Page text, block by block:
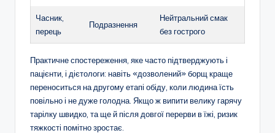
Часник,
перець
Подразнення
Нейтральний смак
без гострого
Практичне спостереження, яке часто підтверджують і
пацієнти, і дієтологи: навіть «дозволений» борщ краще
переноситься на другому етапі обіду, коли людина їсть
повільно і не дуже голодна. Якщо ж випити велику гарячу
тарілку швидко, та ще й після довгої перерви в їжі, ризик
тяжкості помітно зростає.